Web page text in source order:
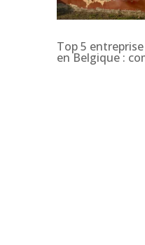
Top 5
en Belgique :